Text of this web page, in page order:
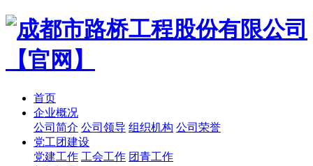
首页
企业概况
公司简介 公司领导 组织机构 公司荣誉
党工团建设
党建工作 工会工作 团青工作